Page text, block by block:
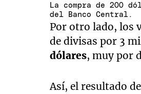
La compra de 200
del Banco Central.
Por otro lado, los
de divisas por 3
dólares, muy por
Así, el resultado